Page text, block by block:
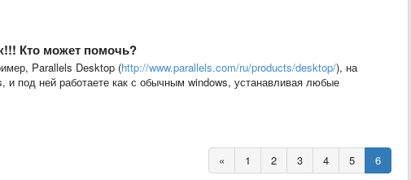
Кто может помочь?
Parallels Desktop (http://www.parallels.com/ru/products/desktop/), на
и под ней работаете как с обычным windows, устанавливая любые
« 1 2 3 4 5 6